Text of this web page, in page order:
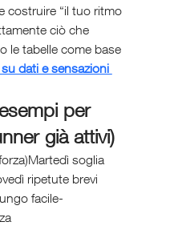
costruire “il tuo ritmo
ciò che
le tabelle come base
dati e sensazioni
per
già attivi)
soglia
ripetute brevi
facile-